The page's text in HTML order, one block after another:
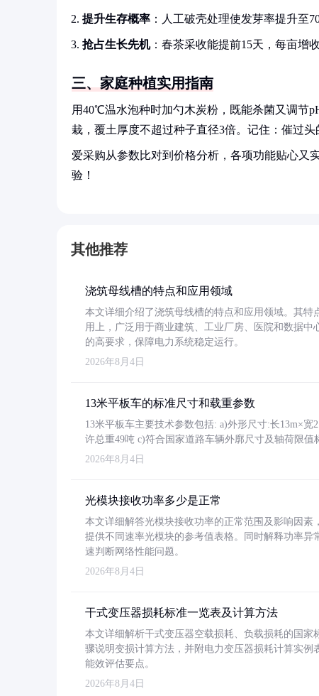
提升生存概率 ：人工破壳处理使发芽率提升至
抢占生长先机：春茶采收能提前15天，每亩增
三、家庭种植实用指南
用40℃温水泡种时加勺木炭粉，既能杀菌又调节
栽，覆土厚度不超过种子直径3倍。记住：催过头
爱采购从参数比对到价格分析，各项功能贴心又
验！
其他推荐
浇筑母线槽的特点和应用领域
本文详细介绍了浇筑母线槽的特点和应用领域。其
用上，广泛用于商业建筑、工业厂房、医院和数据
的高要求，保障电力系统稳定运行。
2026年8月4日
13米平板车的标准尺寸和载重参数
13米平板车主要技术参数包括: a)外形尺寸:长13m×
许总重49吨 c)符合国家道路车辆外廓尺寸及轴荷限值
2026年8月4日
光模块接收功率多少是正常
本文详细解答光模块接收功率的正常范围及影响因素
提供不同速率光模块的参考值表格。同时解释功率
速判断网络性能问题。
2026年8月4日
干式变压器损耗标准一览表及计算方法
本文详细解析干式变压器空载损耗、负载损耗的国家
骤说明变损计算方法，并附电力变压器损耗计算实例
能效评估要点。
2026年8月4日